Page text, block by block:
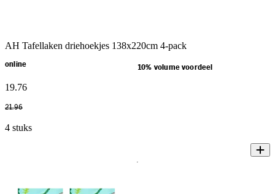
AH Tafellaken driehoekjes 138x220cm 4-pack
online 10% volume voordeel
19.76
21.96
4 stuks